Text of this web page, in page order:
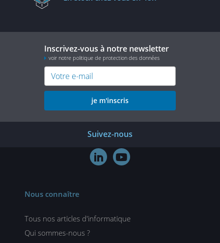
Inscrivez-vous à notre newsletter
voir notre politique de protection des données
je m'inscris
Suivez-nous
 
Nous connaître
Tous nos articles d'informatique
Qui sommes-nous ?